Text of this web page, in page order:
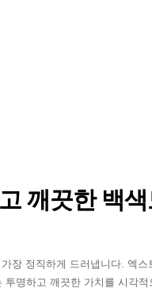
깨끗한 백
장 정직하게 드러냅니다. 엑
명하고 깨끗한 가치를 시각적